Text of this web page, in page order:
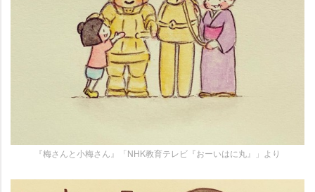
『梅さんと小梅さん』「NHK教育テレビ『おーいはに丸』」より